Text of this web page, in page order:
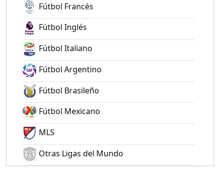
Fútbol Francés
Fútbol Inglés
Fútbol Italiano
Fútbol Argentino
Fútbol Brasileño
Fútbol Mexicano
MLS
Otras Ligas del Mundo